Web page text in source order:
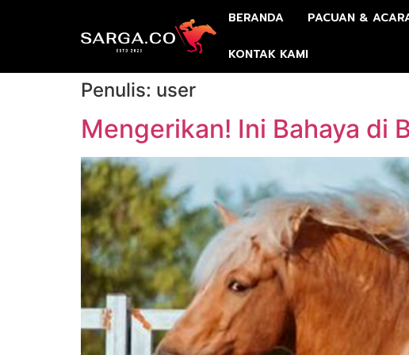
BERANDA PACUAN &
KONTAK KAMI
Penulis: user
Mengerikan! Ini Bahaya di